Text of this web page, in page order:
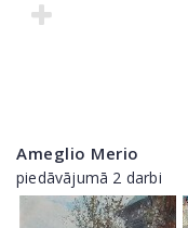
Ameglio Merio
piedāvājumā 2 darbi